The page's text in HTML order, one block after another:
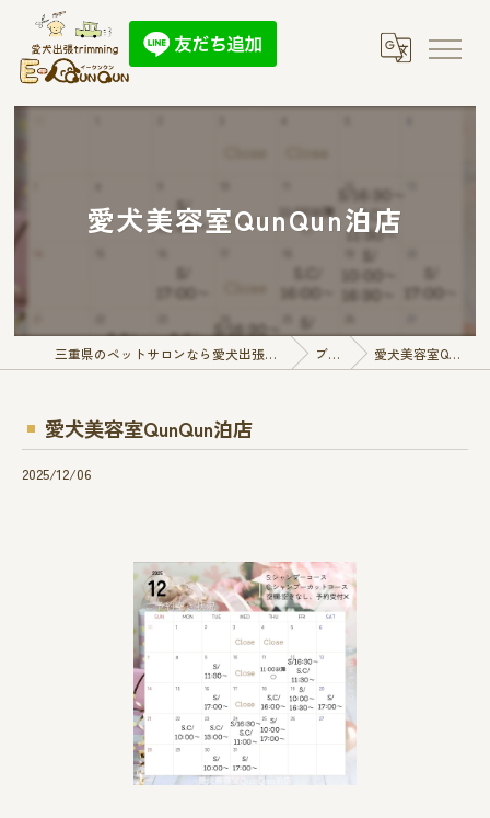
愛犬美容室QunQun泊店
三重県のペットサロンなら愛犬出張トリミング E-QunQun ブログ 愛犬美容室QunQun泊店
愛犬美容室QunQun泊店
2025/12/06